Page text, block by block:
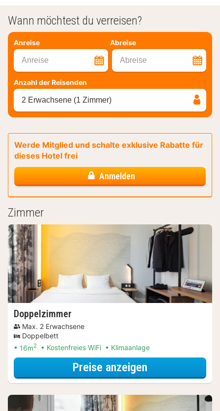
Wann möchtest du verreisen?
Anreise Abreise
Anreise Abreise
Anzahl der Reisenden
2 Erwachsene (1 Zimmer)
Werde Mitglied und schalte exklusive Rabatte für
dieses Hotel frei
Anmelden
Zimmer
Doppelzimmer
Max. 2 Erwachsene
Doppelbett
16m2 Kostenfreies WiFi Klimaanlage
Preise anzeigen